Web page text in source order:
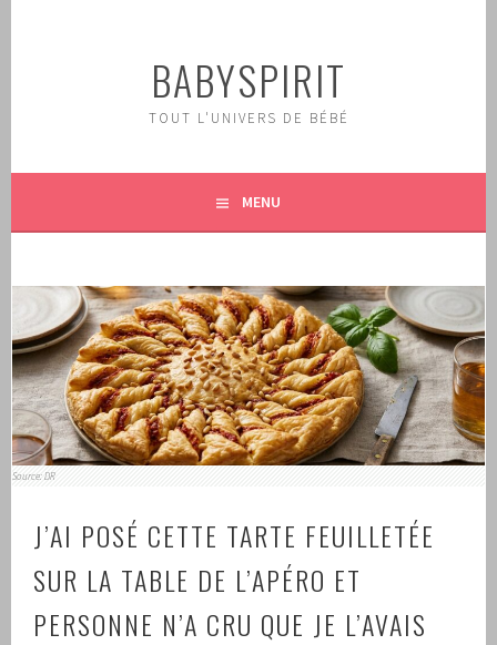
BABYSPIRIT
TOUT L'UNIVERS DE BÉBÉ
MENU
Source: DR
J’AI POSÉ CETTE TARTE FEUILLETÉE
SUR LA TABLE DE L’APÉRO ET
PERSONNE N’A CRU QUE JE L’AVAIS